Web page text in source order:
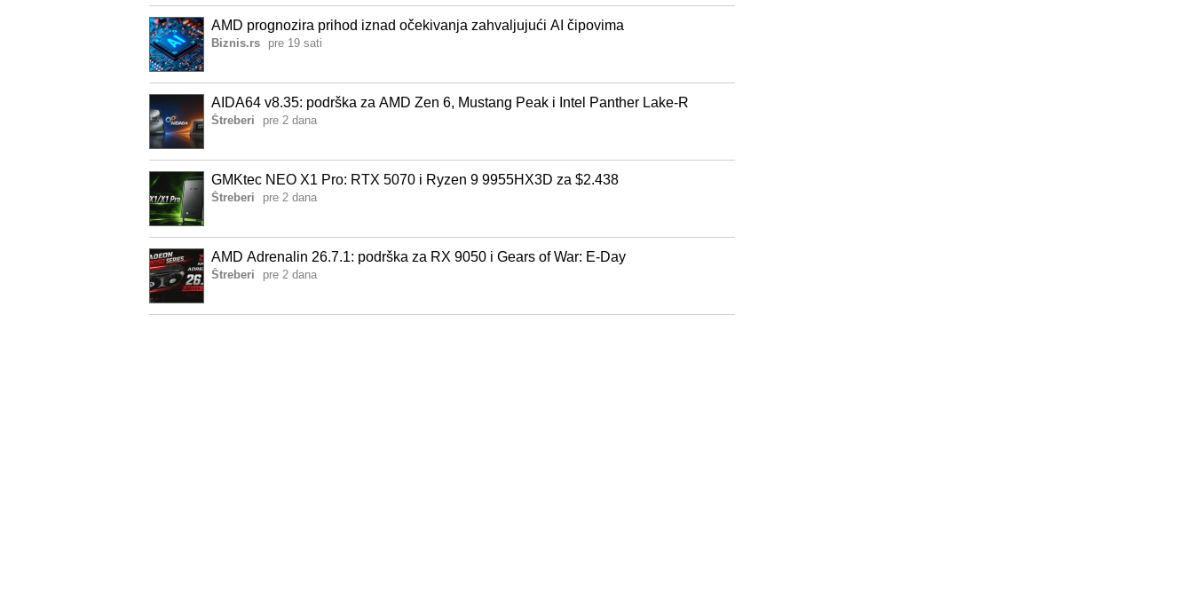
AMD prognozira prihod iznad očekivanja zahvaljujući AI čipovima
Biznis.rs pre 19 sati
AIDA64 v8.35: podrška za AMD Zen 6, Mustang Peak i Intel Panther Lake-R
Štreberi pre 2 dana
GMKtec NEO X1 Pro: RTX 5070 i Ryzen 9 9955HX3D za $2.438
Štreberi pre 2 dana
AMD Adrenalin 26.7.1: podrška za RX 9050 i Gears of War: E-Day
Štreberi pre 2 dana